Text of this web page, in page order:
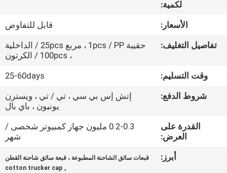
مراقبة
الجودة
اتصل
لكمية:
الأسعار:
قابل للتفاوض
تفاصيل التغليف:
حقيبة 1pcs / PP ، مربع 25pcs / الداخلية
، 100pcs / الكرتون
وقت التسليم:
25-60days
شروط الدفع:
إتش إس بي سي ، تي / تي ، ويسترن
يونيون ، باي بال
القدرة على
العرض:
0.2-0.3 مليون جهاز كمبيوتر شخصى /
شهر
أبرز:
قبعات سائق الشاحنة المطبوعة ، قبعة سائق شاحنة القطن
,
cotton trucker cap